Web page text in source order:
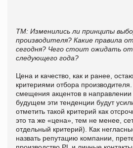
ТМ: Изменились ли принципы
производителя? Какие правила
сегодня? Чего стоит ожидать
следующего года?
Цена и качество, как и ранее,
критериями отбора
смещения акцентов в
будущем эти тенденции будут
отметить такой критерий как
это та же «цена», тем не менее,
отдельный критерий). Как
назвать репутацию компании,